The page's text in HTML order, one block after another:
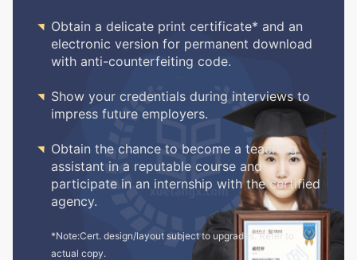
 Obtain a delicate print certificate* and an
electronic version for permanent download
with anti-counterfeiting code.
 Show your credentials during interviews to
impress future employers.
 Obtain the chance to become a teaching
assistant in a reputable course and
participate in an internship with the certified
agency.
*Note:Cert. design/layout subject to upgrades. Refer to
actual copy.